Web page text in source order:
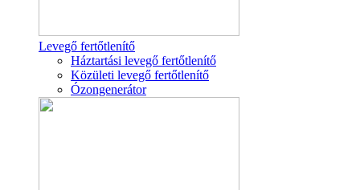
Levegő fertőtlenítő
Háztartási levegő fertőtlenítő
Közületi levegő fertőtlenítő
Ózongenerátor